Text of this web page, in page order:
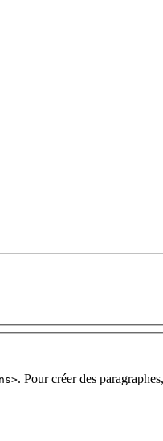
. Pour créer des